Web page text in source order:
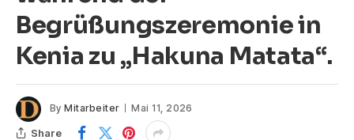
Begrüßungszeremonie in
Kenia zu „Hakuna Matata“.
By Mitarbeiter Mai 11, 2026
Share